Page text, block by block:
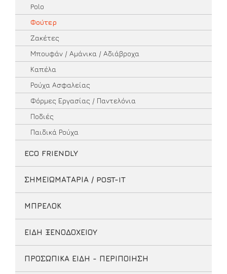
Polo
Φούτερ
Ζακέτες
Μπουφάν / Αμάνικα / Αδιάβροχα
Καπέλα
Ρούχα Ασφαλείας
Φόρμες Εργασίας / Παντελόνια
Ποδιές
Παιδικά Ρούχα
ECO FRIENDLY
ΣΗΜΕΙΩΜΑΤΑΡΙΑ / POST-IT
ΜΠΡΕΛΟΚ
ΕΙΔΗ ΞΕΝΟΔΟΧΕΙΟΥ
ΠΡΟΣΩΠΙΚΑ ΕΙΔΗ - ΠΕΡΙΠΟΙΗΣΗ